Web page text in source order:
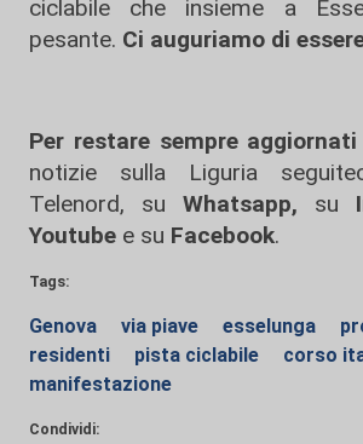
ciclabile che insieme a
pesante. Ci auguriamo di
Per restare sempre aggiornati
notizie sulla Liguria
Telenord, su
Whatsapp, su
Youtube e su Facebook.
Tags:
Genova via piave esselunga
residenti
pista ciclabile corso
manifestazione
Condividi: